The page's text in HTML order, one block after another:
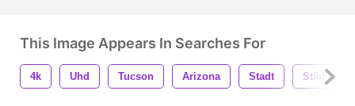
This Image Appears In Searches For
4k Uhd Tucson Arizona Stadt Städtisch